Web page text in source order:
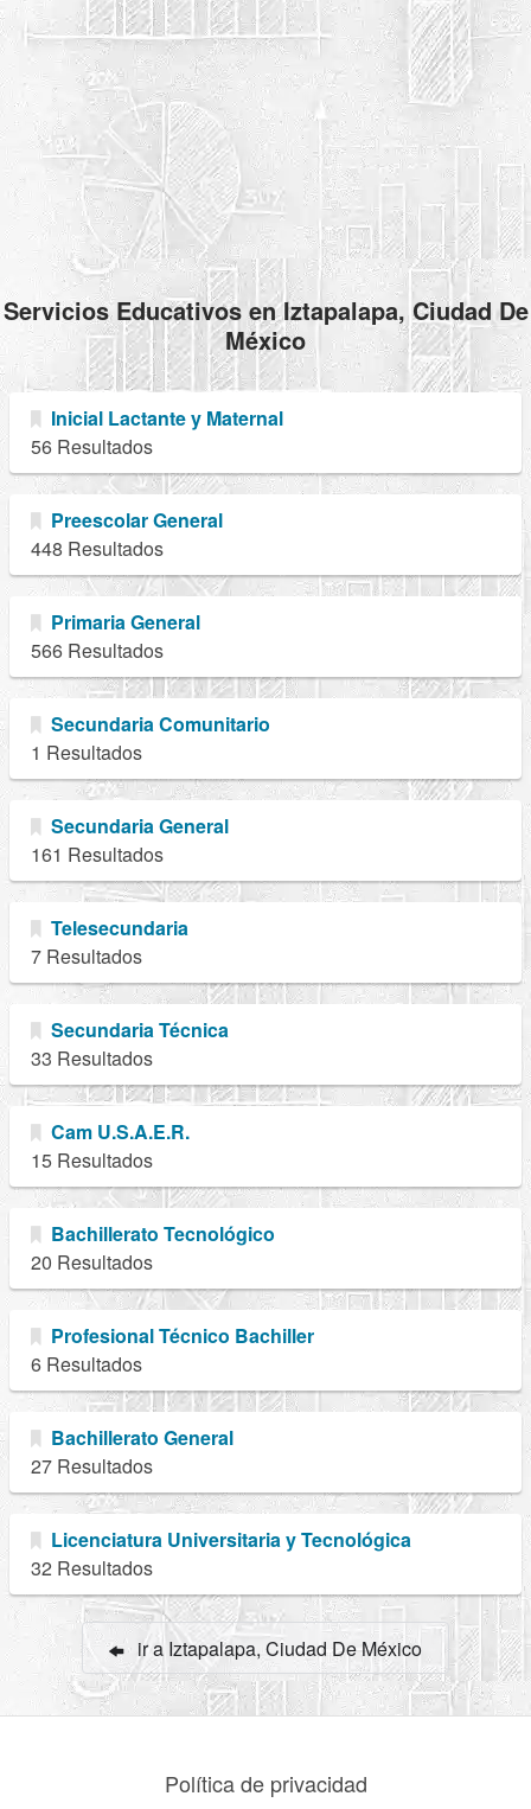
Servicios Educativos en Iztapalapa, Ciudad De
México
Inicial Lactante y Maternal
56 Resultados
Preescolar General
448 Resultados
Primaria General
566 Resultados
Secundaria Comunitario
1 Resultados
Secundaria General
161 Resultados
Telesecundaria
7 Resultados
Secundaria Técnica
33 Resultados
Cam U.S.A.E.R.
15 Resultados
Bachillerato Tecnológico
20 Resultados
Profesional Técnico Bachiller
6 Resultados
Bachillerato General
27 Resultados
Licenciatura Universitaria y Tecnológica
32 Resultados
ir a Iztapalapa, Ciudad De México
Política de privacidad